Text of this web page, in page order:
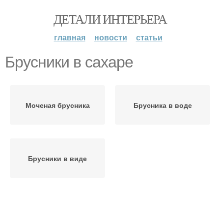
ДЕТАЛИ ИНТЕРЬЕРА
главная новости статьи
Брусники в сахаре
Моченая брусника Брусника в воде
Брусники в виде